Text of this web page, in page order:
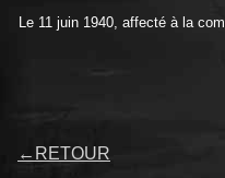
Le 11 juin 1940, affecté à la
← RETOUR